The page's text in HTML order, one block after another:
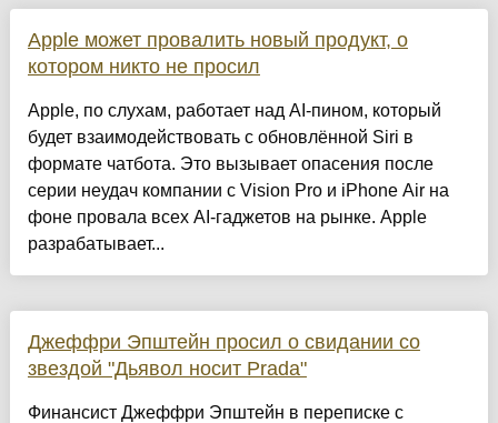
Apple может провалить новый продукт, о
котором никто не просил
Apple, по слухам, работает над AI-пином, который
будет взаимодействовать с обновлённой Siri в
формате чатбота. Это вызывает опасения после
серии неудач компании с Vision Pro и iPhone Air на
фоне провала всех AI-гаджетов на рынке. Apple
разрабатывает...
Джеффри Эпштейн просил о свидании со
звездой "Дьявол носит Prada"
Финансист Джеффри Эпштейн в переписке с